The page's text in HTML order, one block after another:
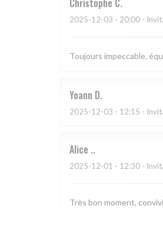
2025-12-03 - 20:00 -
Toujours impeccable,
Yoann D
2025-12-03 - 12:15 -
Alice .
2025-12-01 - 12:30 -
Très bon moment,